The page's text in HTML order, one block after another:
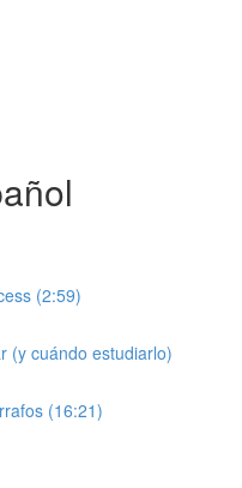
(2:59)
(y cuándo estudiarlo)
(16:21)